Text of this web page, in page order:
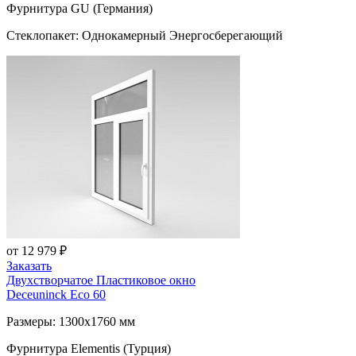
Фурнитура GU (Германия)
Стеклопакет: Однокамерный Энергосберегающий
от 12 979 ₽
Заказать
Двухстворчатое Пластиковое окно
Deceuninck Eco 60
Размеры: 1300x1760 мм
Фурнитура Elementis (Турция)